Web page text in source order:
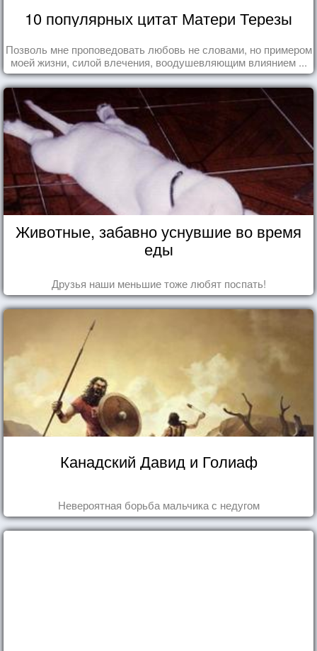
10 популярных цитат Матери Терезы
Позволь мне проповедовать любовь не словами, но примером
моей жизни, силой влечения, воодушевляющим влиянием ...
Животные, забавно уснувшие во время
еды
Друзья наши меньшие тоже любят поспать!
Канадский Давид и Голиаф
Невероятная борьба мальчика с недугом